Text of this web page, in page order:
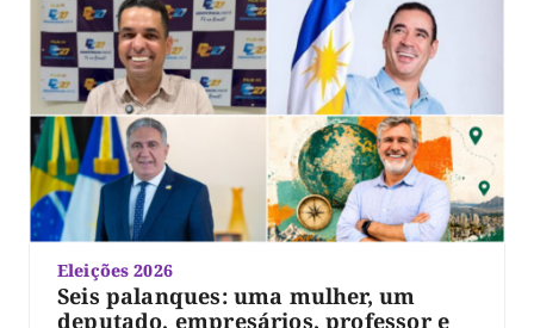
Eleições 2026
Seis palanques: uma mulher, um
deputado, empresários, professor e